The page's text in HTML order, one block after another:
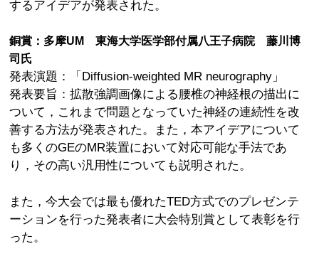
するアイデアが発表された。
銅賞：多摩UM 東海大学医学部付属八王子病院 藤川博
司氏
発表演題：「Diffusion-weighted MR neurography」
発表要旨：拡散強調画像による腰椎の神経根の描出に
ついて，これまで問題となっていた神経の連続性を改
善する方法が発表された。また，本アイデアについて
も多くのGEのMR装置において対応可能な手法であ
り，その高い汎用性についても説明された。
また，今大会では最も優れたTED方式でのプレゼンテ
ーションを行った発表者に大会特別賞として表彰を行
った。